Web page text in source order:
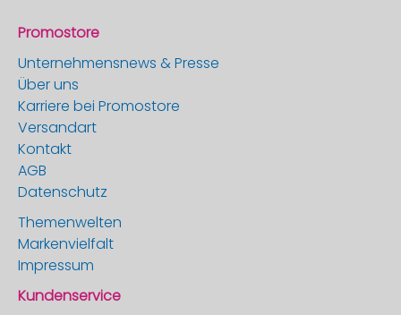
Promostore
Unternehmensnews & Presse
Über uns
Karriere bei Promostore
Versandart
Kontakt
AGB
Datenschutz
Themenwelten
Markenvielfalt
Impressum
Kundenservice